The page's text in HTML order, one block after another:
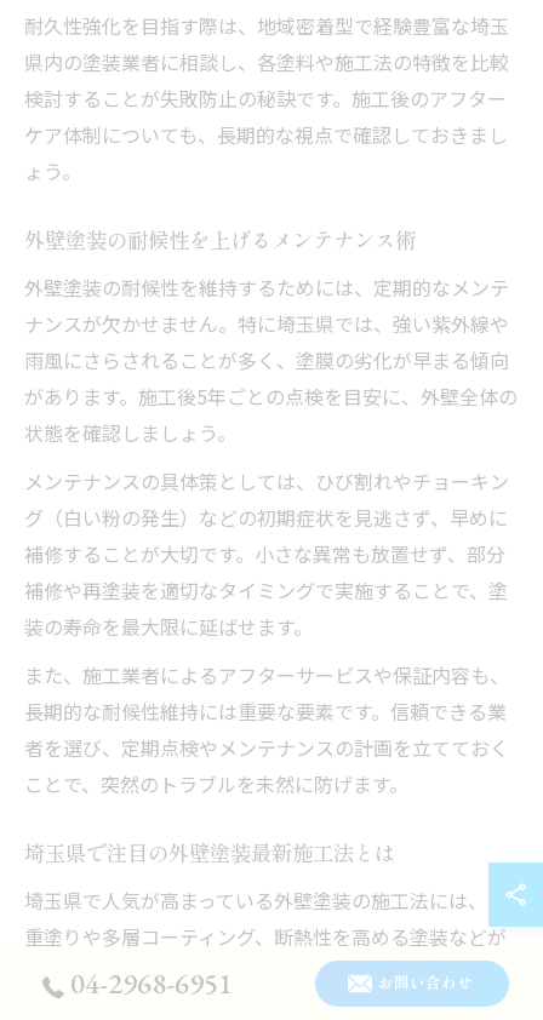
耐久性強化を目指す際は、地域密着型で経験豊富な埼玉
県内の塗装業者に相談し、各塗料や施工法の特徴を比較
検討することが失敗防止の秘訣です。施工後のアフター
ケア体制についても、長期的な視点で確認しておきまし
ょう。
外壁塗装の耐候性を上げるメンテナンス術
外壁塗装の耐候性を維持するためには、定期的なメンテ
ナンスが欠かせません。特に埼玉県では、強い紫外線や
雨風にさらされることが多く、塗膜の劣化が早まる傾向
があります。施工後5年ごとの点検を目安に、外壁全体の
状態を確認しましょう。
メンテナンスの具体策としては、ひび割れやチョーキン
グ（白い粉の発生）などの初期症状を見逃さず、早めに
補修することが大切です。小さな異常も放置せず、部分
補修や再塗装を適切なタイミングで実施することで、塗
装の寿命を最大限に延ばせます。
また、施工業者によるアフターサービスや保証内容も、
長期的な耐候性維持には重要な要素です。信頼できる業
者を選び、定期点検やメンテナンスの計画を立てておく
ことで、突然のトラブルを未然に防げます。
埼玉県で注目の外壁塗装最新施工法とは
埼玉県で人気が高まっている外壁塗装の施工法には、二
重塗りや多層コーティング、断熱性を高める塗装などが
あります。これらは、従来よりも塗膜の厚みや密着性を
強化することで、耐久性と耐候性の両立を実現していま
04-2968-6951 お問い合わせ